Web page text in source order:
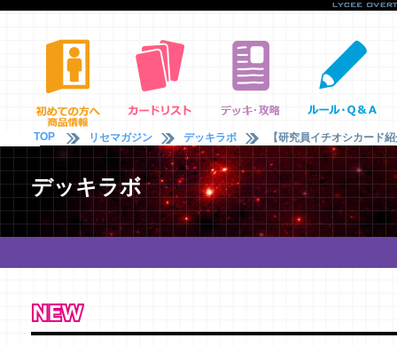
TOP リセマガジン デッキラボ 【研究員イチオシカード
デッキラボ